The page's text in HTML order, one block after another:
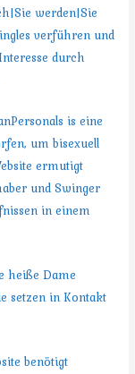
werden|Sie
verführen und
durch
is eine
um bisexuell
ermutigt
und Swinger
in einem
heiße Dame
setzen in Kontakt
benötigt